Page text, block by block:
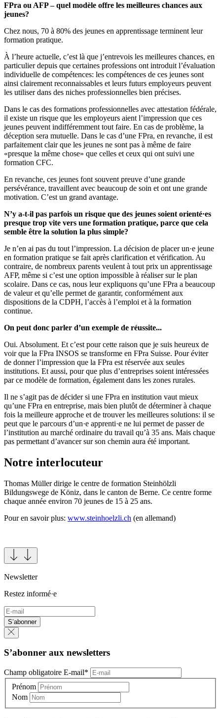
FPra ou AFP – quel modèle offre les meilleures chances aux
jeunes?
Chez nous, 70 à 80% des jeunes en apprentissage terminent leur
formation pratique.
À l’heure actuelle, c’est là que j’entrevois les meilleures chances, en
particulier depuis que certaines professions ont introduit l’évaluation
individuelle de compétences: les compétences de ces jeunes sont
ainsi clairement reconnaissables et leurs futurs employeurs peuvent
les utiliser dans des niches professionnelles bien précises.
Dans le cas des formations professionnelles avec attestation fédérale,
il existe un risque que les employeurs aient l’impression que ces
jeunes peuvent indifféremment tout faire. En cas de problème, la
déception sera mutuelle. Dans le cas d’une FPra, en revanche, il est
parfaitement clair que les jeunes ne sont pas à même de faire
«presque la même chose» que celles et ceux qui ont suivi une
formation CFC.
En revanche, ces jeunes font souvent preuve d’une grande
persévérance, travaillent avec beaucoup de soin et ont une grande
motivation. C’est un grand avantage.
N’y a-t-il pas parfois un risque que des jeunes soient orienté·es
presque trop vite vers une formation pratique, parce que cela
semble être la solution la plus simple?
Je n’en ai pas du tout l’impression. La décision de placer un·e jeune
en formation pratique se fait après clarification et vérification. Au
contraire, de nombreux parents veulent à tout prix un apprentissage
AFP, même si c’est une option impossible à réaliser sur le plan
scolaire. Dans ce cas, nous leur expliquons qu’une FPra a beaucoup
de valeur et qu’elle permet de garantir, conformément aux
dispositions de la CDPH, l’accès à l’emploi et à la formation
continue.
On peut donc parler d’un exemple de réussite...
Oui. Absolument. Et c’est pour cette raison que je suis heureux de
voir que la FPra INSOS se transforme en FPra Suisse. Pour éviter
de donner l’impression que la FPra est réservée aux seules
institutions. Et aussi, pour que plus d’entreprises soient intéressées
par ce modèle de formation, également dans les zones rurales.
Il ne s’agit pas de décider si une FPra en institution vaut mieux
qu’une FPra en entreprise, mais bien plutôt de déterminer à chaque
fois la meilleure approche et de trouver les meilleures solutions: il se
peut que le parcours d’un·e apprenti·e ne lui permet de passer de
l’institution au marché ordinaire du travail qu’à 35 ans. Mais chaque
pas permettant d’avancer sur son chemin aura été important.
Notre interlocuteur
Thomas Müller dirige le centre de formation Steinhölzli
Bildungswege de Köniz, dans le canton de Berne. Ce centre forme
chaque année environ 70 jeunes de 15 à 25 ans.
Pour en savoir plus: www.steinhoelzli.ch (en allemand)
Newsletter
Restez informé·e
S’abonner
S’abonner aux newsletters
Champ obligatoire E-mail*
Prénom
Nom